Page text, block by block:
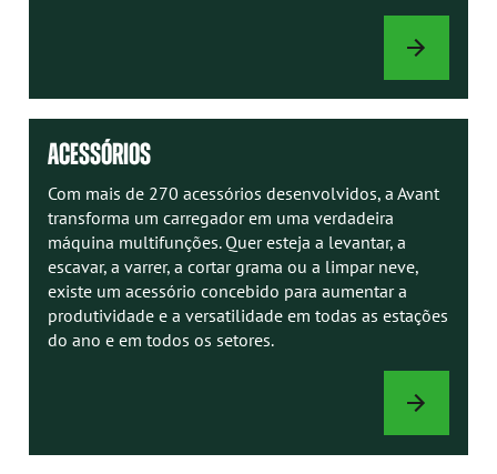
MANUAIS
ACESSÓRIOS
Com mais de 270 acessórios desenvolvidos, a Avant
transforma um carregador em uma verdadeira
máquina multifunções. Quer esteja a levantar, a
escavar, a varrer, a cortar grama ou a limpar neve,
existe um acessório concebido para aumentar a
produtividade e a versatilidade em todas as estações
do ano e em todos os setores.
ACESSÓRIOS